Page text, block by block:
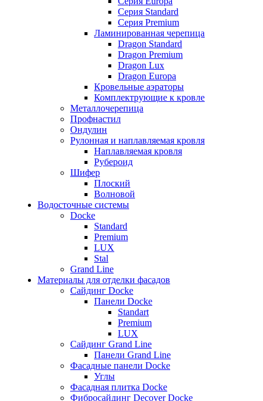
Серия Standard
Серия Premium
Ламинированная черепица
Dragon Standard
Dragon Premium
Dragon Lux
Dragon Europa
Кровельные аэраторы
Комплектрующие к кровле
Металлочерепица
Профнастил
Ондулин
Рулонная и наплавляемая кровля
Наплавляемая кровля
Рубероид
Шифер
Плоский
Волновой
Водосточные системы
Docke
Standard
Premium
LUX
Stal
Grand Line
Материалы для отделки фасадов
Сайдинг Docke
Панели Docke
Standart
Premium
LUX
Сайдинг Grand Line
Панели Grand Line
Фасадные панели Docke
Углы
Фасадная плитка Docke
Фибросайдинг Decover Docke